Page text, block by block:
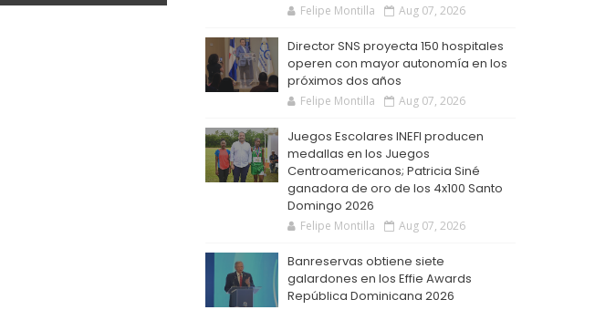
Felipe Montilla Aug 07, 2026
Director SNS proyecta 150 hospitales
operen con mayor autonomía en los
próximos dos años
Felipe Montilla Aug 07, 2026
Juegos Escolares INEFI producen
medallas en los Juegos
Centroamericanos; Patricia Siné
ganadora de oro de los 4x100 Santo
Domingo 2026
Felipe Montilla Aug 07, 2026
Banreservas obtiene siete
galardones en los Effie Awards
República Dominicana 2026